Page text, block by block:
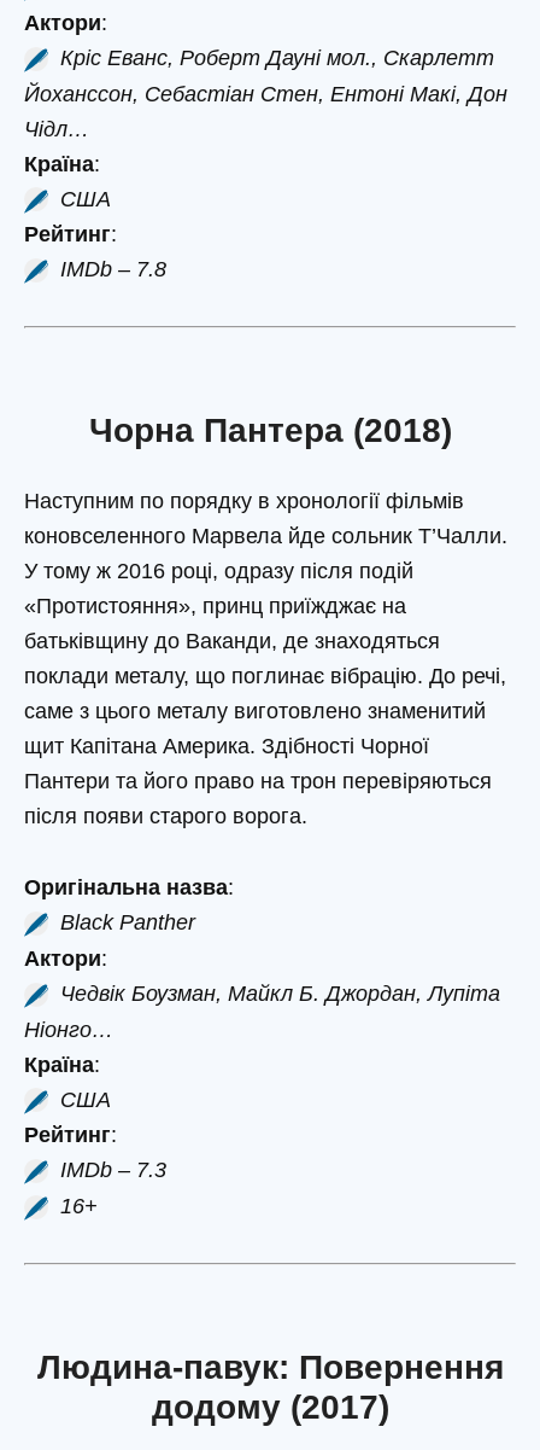
Актори:
Кріс Еванс, Роберт Дауні мол., Скарлетт
Йоханссон, Себастіан Стен, Ентоні Макі, Дон
Чідл…
Країна:
США
Рейтинг:
IMDb – 7.8
Чорна Пантера (2018)
Наступним по порядку в хронології фільмів
коновселенного Марвела йде сольник Т’Чалли.
У тому ж 2016 році, одразу після подій
«Протистояння», принц приїжджає на
батьківщину до Ваканди, де знаходяться
поклади металу, що поглинає вібрацію. До речі,
саме з цього металу виготовлено знаменитий
щит Капітана Америка. Здібності Чорної
Пантери та його право на трон перевіряються
після появи старого ворога.
Оригінальна назва:
Black Panther
Актори:
Чедвік Боузман, Майкл Б. Джордан, Лупіта
Ніонго…
Країна:
США
Рейтинг:
IMDb – 7.3
16+
Людина-павук: Повернення
додому (2017)